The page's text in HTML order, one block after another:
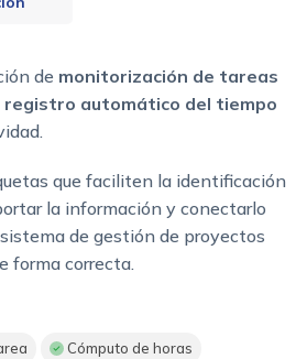
de monitorización de tareas
registro automático del tiempo
que faciliten la identificación
la información y conectarlo
de gestión de proyectos
forma correcta.
Cómputo de horas